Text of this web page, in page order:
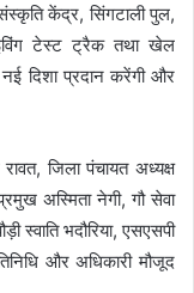
केंद्र, सिंगटाली पुल,
टेस्ट ट्रैक तथा खेल
दिशा प्रदान करेंगी और
जिला पंचायत अध्यक्ष
अस्मिता नेगी, गौ सेवा
स्वाति भदौरिया, एसएसपी
और अधिकारी मौजूद